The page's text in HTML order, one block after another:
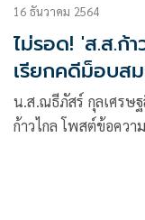
16 ธันวาคม 2564
ไม่รอด! 'ส.ส.ก้
เรียกคดีม็อบส
น.ส.ณธีภัสร์ กุลเศรษ
ก้าวไกล โพสต์ข้อคว